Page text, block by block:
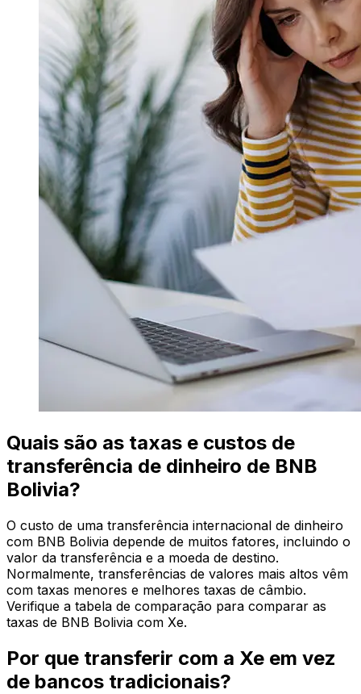
Quais são as taxas e custos de
transferência de dinheiro de BNB
Bolivia?
O custo de uma transferência internacional de dinheiro
com BNB Bolivia depende de muitos fatores, incluindo o
valor da transferência e a moeda de destino.
Normalmente, transferências de valores mais altos vêm
com taxas menores e melhores taxas de câmbio.
Verifique a tabela de comparação para comparar as
taxas de BNB Bolivia com Xe.
Por que transferir com a Xe em vez
de bancos tradicionais?